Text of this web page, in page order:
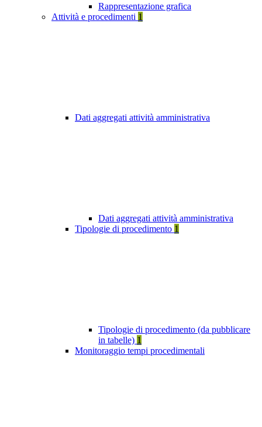
Rappresentazione grafica
Attività e procedimenti 1
Dati aggregati attività amministrativa
Dati aggregati attività amministrativa
Tipologie di procedimento 1
Tipologie di procedimento (da pubblicare
in tabelle) 1
Monitoraggio tempi procedimentali